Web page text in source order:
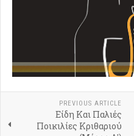
PREVIOUS ARTICLE
Είδη Και Παλιές
Ποικιλίες Κριθαριού